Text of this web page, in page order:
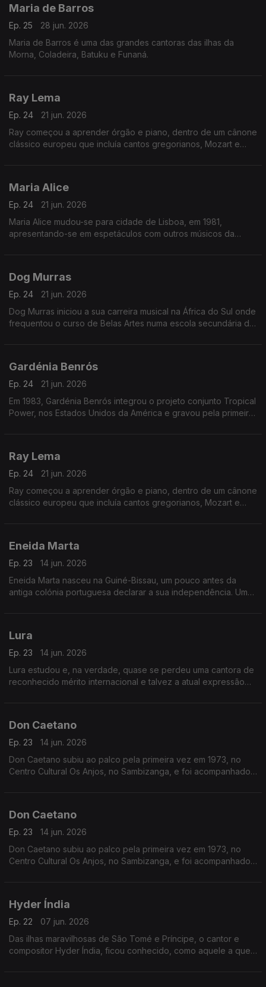
Maria de Barros
Ep. 25
28 jun. 2026
Maria de Barros é uma das grandes cantoras das ilhas da
Morna, Coladeira, Batuku e Funaná.
Ray Lema
Ep. 24
21 jun. 2026
Ray começou a aprender órgão e piano, dentro de um cânone
clássico europeu que incluía cantos gregorianos, Mozart e
Maria Alice
Ep. 24
21 jun. 2026
Maria Alice mudou-se para cidade de Lisboa, em 1981,
apresentando-se em espetáculos com outros músicos da
Dog Murras
Ep. 24
21 jun. 2026
Dog Murras iniciou a sua carreira musical na África do Sul onde
frequentou o curso de Belas Artes numa escola secundária de
Gardénia Benrós
Ep. 24
21 jun. 2026
Em 1983, Gardénia Benrós integrou o projeto conjunto Tropical
Power, nos Estados Unidos da América e gravou pela primeira
Ray Lema
Ep. 24
21 jun. 2026
Ray começou a aprender órgão e piano, dentro de um cânone
clássico europeu que incluía cantos gregorianos, Mozart e
Eneida Marta
Ep. 23
14 jun. 2026
Eneida Marta nasceu na Guiné-Bissau, um pouco antes da
antiga colónia portuguesa declarar a sua independência. Uma
Lura
Ep. 23
14 jun. 2026
Lura estudou e, na verdade, quase se perdeu uma cantora de
reconhecido mérito internacional e talvez a atual expressão
Don Caetano
Ep. 23
14 jun. 2026
Don Caetano subiu ao palco pela primeira vez em 1973, no
Centro Cultural Os Anjos, no Sambizanga, e foi acompanhado
Don Caetano
Ep. 23
14 jun. 2026
Don Caetano subiu ao palco pela primeira vez em 1973, no
Centro Cultural Os Anjos, no Sambizanga, e foi acompanhado
Hyder Índia
Ep. 22
07 jun. 2026
Das ilhas maravilhosas de São Tomé e Príncipe, o cantor e
compositor Hyder Índia, ficou conhecido, como aquele a quem